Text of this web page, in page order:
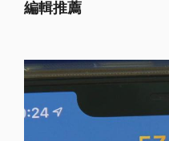
編輯推薦